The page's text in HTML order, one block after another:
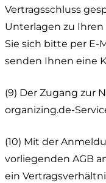
Vertragsschluss
Unterlagen zu
Sie sich bitte per E-
senden Ihnen eine
(9) Der Zugang zur
organizing.de-
(10) Mit der
vorliegenden AGB
ein